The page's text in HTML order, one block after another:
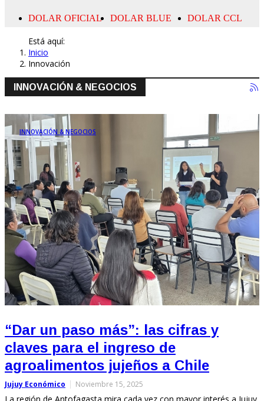
Está aquí:
Inicio
Innovación
INNOVACIÓN & NEGOCIOS
INNOVACIÓN & NEGOCIOS
“Dar un paso más”: las cifras y
claves para el ingreso de
agroalimentos jujeños a Chile
Jujuy Económico Noviembre 15, 2025